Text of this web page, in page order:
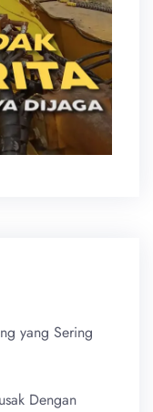
yang Sering
Dengan